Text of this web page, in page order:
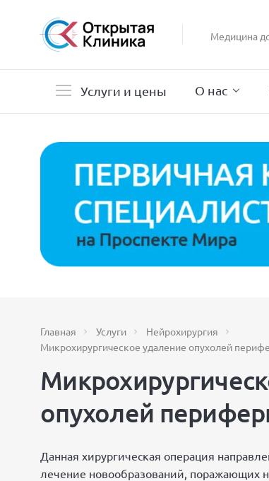
Медицина
Услуги и цены О нас
Главная Услуги
Нейрохирургия
Микрохирургическое удаление опухолей
опухолей
Данная хирургическая операция
лечение новообразований, поражающих